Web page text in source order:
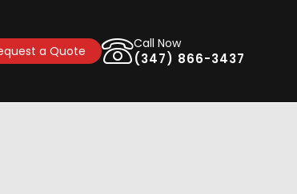
a Quote
Call Now
(347) 866-3437